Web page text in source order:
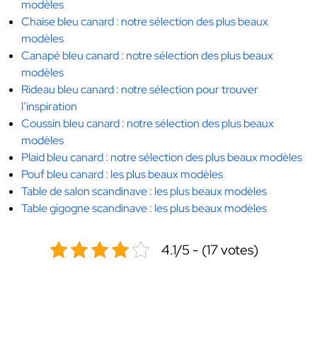
modèles
Chaise bleu canard : notre sélection des plus beaux
modèles
Canapé bleu canard : notre sélection des plus beaux
modèles
Rideau bleu canard : notre sélection pour trouver
l’inspiration
Coussin bleu canard : notre sélection des plus beaux
modèles
Plaid bleu canard : notre sélection des plus beaux modèles
Pouf bleu canard : les plus beaux modèles
Table de salon scandinave : les plus beaux modèles
Table gigogne scandinave : les plus beaux modèles
4.1/5 - (17 votes)